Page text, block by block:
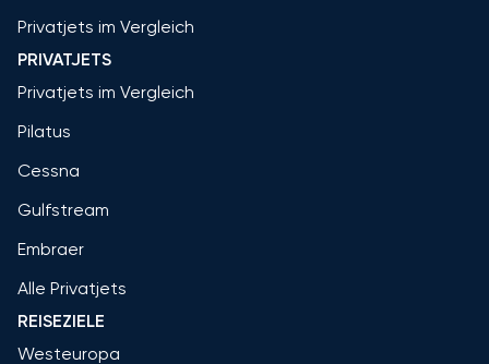
Privatjets im Vergleich
PRIVATJETS
Privatjets im Vergleich
Pilatus
Cessna
Gulfstream
Embraer
Alle Privatjets
REISEZIELE
Westeuropa